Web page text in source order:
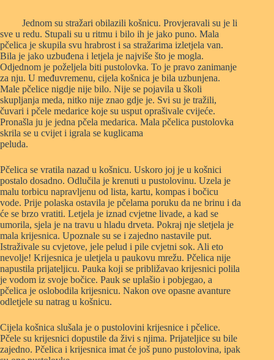
Jednom su stražari obilazili košnicu. Provjeravali su je li
sve u redu. Stupali su u ritmu i bilo ih je jako puno. Mala
pčelica je skupila svu hrabrost i sa stražarima izletjela van.
Bila je jako uzbuđena i letjela je najviše što je mogla.
Odjednom je poželjela biti pustolovka. To je pravo zanimanje
za nju. U međuvremenu, cijela košnica je bila uzbunjena.
Male pčelice nigdje nije bilo. Nije se pojavila u školi
skupljanja meda, nitko nije znao gdje je. Svi su je tražili,
čuvari i pčele medarice koje su usput oprašivale cvijeće.
Pronašla ju je jedna pčela medarica. Mala pčelica pustolovka
skrila se u cvijet i igrala se kuglicama
peluda.
Pčelica se vratila nazad u košnicu. Uskoro joj je u košnici
postalo dosadno. Odlučila je krenuti u pustolovinu. Uzela je
malu torbicu napravljenu od lista, kartu, kompas i bočicu
vode. Prije polaska ostavila je pčelama poruku da ne brinu i da
će se brzo vratiti. Letjela je iznad cvjetne livade, a kad se
umorila, sjela je na travu u hladu drveta. Pokraj nje sletjela je
mala krijesnica. Upoznale su se i zajedno nastavile put.
Istraživale su cvjetove, jele pelud i pile cvjetni sok. Ali eto
nevolje! Krijesnica je uletjela u paukovu mrežu. Pčelica nije
napustila prijateljicu. Pauka koji se približavao krijesnici polila
je vodom iz svoje bočice. Pauk se uplašio i pobjegao, a
pčelica je oslobodila krijesnicu. Nakon ove opasne avanture
odletjele su natrag u košnicu.
Cijela košnica slušala je o pustolovini krijesnice i pčelice.
Pčele su krijesnici dopustile da živi s njima. Prijateljice su bile
zajedno. Pčelica i krijesnica imat će još puno pustolovina, ipak